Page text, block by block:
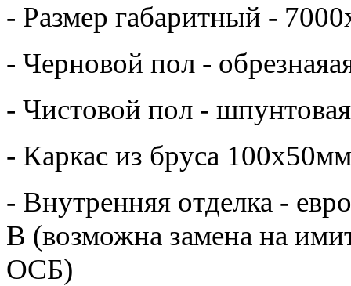
- Размер габаритный -
- Черновой пол -
- Чистовой пол -
- Каркас из бруса
- Внутренняя отделка -
В (возможна замена на
ОСБ)